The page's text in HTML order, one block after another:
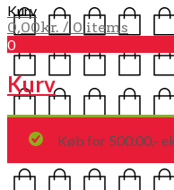
Kurv
0,00kr. / 0 items
0
Kurv
Køb for 500.00,-